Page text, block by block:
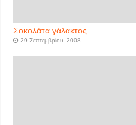
Σοκολάτα γάλακτος
29 Σεπτεμβρίου, 2008